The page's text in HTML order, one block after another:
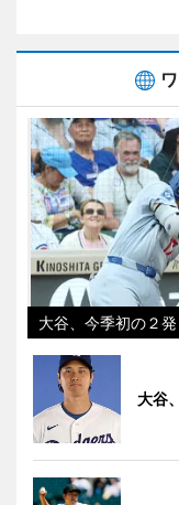
大谷、今季初の２
大谷